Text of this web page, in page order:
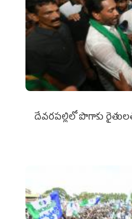
దేవరపల్లిలో పొగాకు